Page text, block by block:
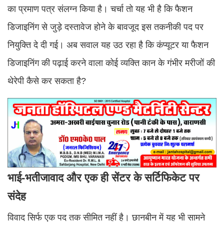
का प्रमाण पत्र संलग्न किया है। चर्चा तो यह भी है कि फैशन
डिजाइनिंग से जुड़े दस्तावेज होने के बावजूद इस तकनीकी पद पर
नियुक्ति दे दी गई। अब सवाल यह उठ रहा है कि कंप्यूटर या फैशन
डिजाइनिंग की पढ़ाई करने वाला कोई व्यक्ति कान के गंभीर मरीजों की
थेरेपी कैसे कर सकता है?
भाई-भतीजावाद और एक ही सेंटर के सर्टिफिकेट पर
संदेह
विवाद सिर्फ एक पद तक सीमित नहीं है। छानबीन में यह भी सामने